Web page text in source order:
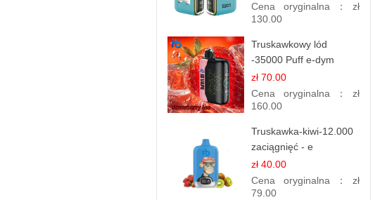
Cena oryginalna： zł
130.00
Truskawkowy lód
-35000 Puff e-dym
zł 70.00
Cena oryginalna： zł
160.00
Truskawka-kiwi-12.000
zaciągnięć - e
papierosy jednorazowe
zł 40.00
Cena oryginalna： zł
79.00